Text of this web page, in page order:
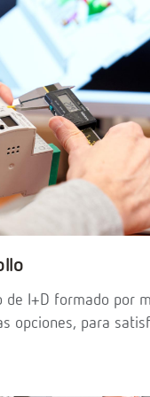
de I+D formado por
opciones, para